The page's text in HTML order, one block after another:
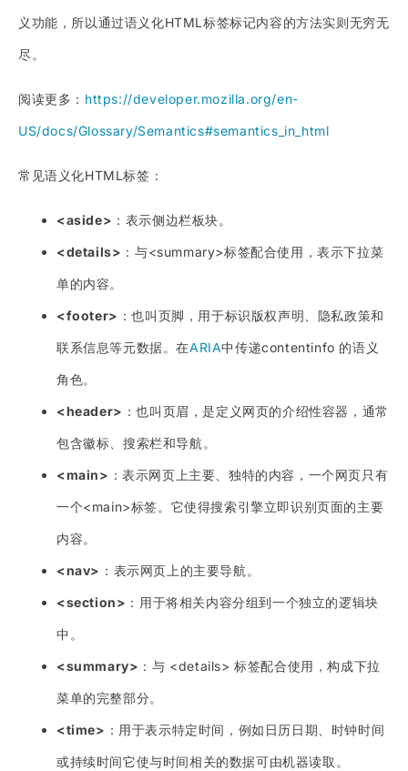
义功能，所以通过语义化HTML标签标记内容的方法实则无穷无
尽。
阅读更多： https://developer.mozilla.org/en-
US/docs/Glossary/Semantics#semantics_in_html
常见语义化HTML标签：
<aside> ：表示侧边栏板块。
<details> ：与<summary>标签配合使用，表示下拉菜
单的内容。
<footer> ：也叫页脚，用于标识版权声明、隐私政策和
联系信息等元数据。在ARIA中传递contentinfo 的语义
角色。
<header> ：也叫页眉，是定义网页的介绍性容器，通常
包含徽标、搜索栏和导航。
<main> ：表示网页上主要、独特的内容，一个网页只有
一个<main>标签。它使得搜索引擎立即识别页面的主要
内容。
<nav> ：表示网页上的主要导航。
<section> ：用于将相关内容分组到一个独立的逻辑块
中。
<summary> ：与 <details> 标签配合使用，构成下拉
菜单的完整部分。
<time> ：用于表示特定时间，例如日历日期、时钟时间
或持续时间它使与时间相关的数据可由机器读取。